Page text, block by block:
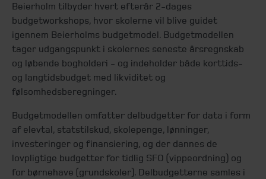
Beierholm tilbyder hvert efterår 2-dages
budgetworkshops, hvor skolerne vil blive guidet
igennem Beierholms budgetmodel. Budgetmodellen
tager udgangspunkt i skolernes seneste årsregnskab
og løbende bogholderi - og indeholder både korttids-
og langtidsbudget med likviditet og
følsomhedsberegninger.
Budgetmodellen omfatter delbudgetter for data i form
af elevtal, statstilskud, skolepenge, lønninger,
investeringer og finansiering, og der dannes de
lovpligtige budgetter for tidlig SFO (vippeordning) og
for børnehave (grundskoler). Delbudgetterne samles i